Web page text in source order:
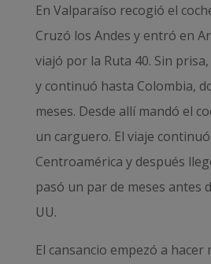
En Valparaíso recogió el
Cruzó los Andes y entró en
viajó por la Ruta 40. Sin
y continuó hasta Colombia,
meses. Desde allí mandó el
un carguero. El viaje
Centroamérica y después
pasó un par de meses antes
UU.
El cansancio empezó a hacer